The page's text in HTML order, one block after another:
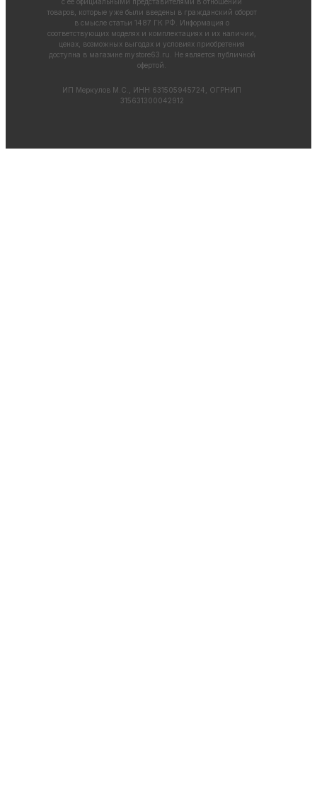
товаров, которые уже были введены в гражданский оборот
в смысле статьи 1487 ГК РФ. Информация о
соответствующих моделях и комплектациях и их наличии,
ценах, возможных выгодах и условиях приобретения
доступна в магазине mystore63.ru . Не является публичной
офертой.
ИП Меркулов М.С., ИНН 631505945724, ОГРНИП
315631300042912